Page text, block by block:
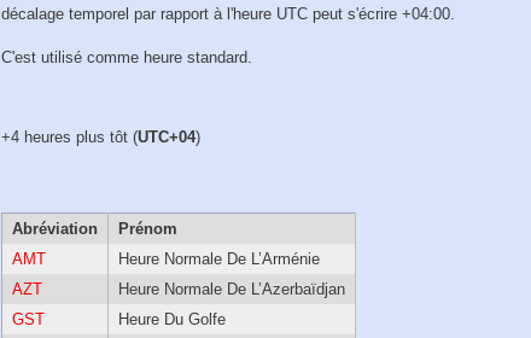
décalage temporel par rapport à l'heure UTC peut s'écrire +04:00.
C'est utilisé comme heure standard.
+4 heures plus tôt (UTC+04)
Abréviation
Prénom
AMT
Heure Normale De L’Arménie
AZT
Heure Normale De L’Azerbaïdjan
GST
Heure Du Golfe